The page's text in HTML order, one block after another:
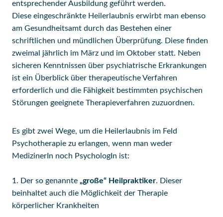
entsprechender Ausbildung geführt werden.
Diese eingeschränkte Heilerlaubnis erwirbt man ebenso
am Gesundheitsamt durch das Bestehen einer
schriftlichen und mündlichen Überprüfung. Diese finden
zweimal jährlich im März und im Oktober statt. Neben
sicheren Kenntnissen über psychiatrische Erkrankungen
ist ein Überblick über therapeutische Verfahren
erforderlich und die Fähigkeit bestimmten psychischen
Störungen geeignete Therapieverfahren zuzuordnen.
Es gibt zwei Wege, um die Heilerlaubnis im Feld
Psychotherapie zu erlangen, wenn man weder
MedizinerIn noch PsychologIn ist:
1. Der so genannte „große“ Heilpraktiker. Dieser
beinhaltet auch die Möglichkeit der Therapie
körperlicher Krankheiten